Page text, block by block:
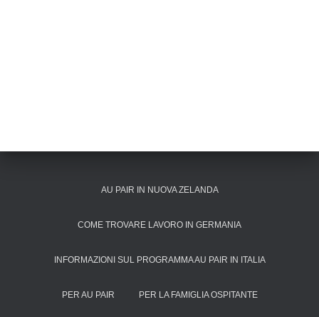
AU PAIR IN NUOVA ZELANDA
COME TROVARE LAVORO IN GERMANIA
INFORMAZIONI SUL PROGRAMMA AU PAIR IN ITALIA
PER AU PAIR PER LA FAMIGLIA OSPITANTE